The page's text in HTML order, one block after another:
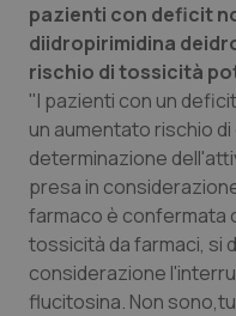
Sicilia
Toscana
Umbria
Valle D’Aosta
Veneto
Neuroscienze &
Obesità
Oftalmologia
Oncoematologia
pazienti con deficit
diidropirimidina
rischio di tossicità
"I pazienti con un
un aumentato rischio
determinazione
presa in
farmaco è confermata
tossicità da farmaci, si
considerazione
flucitosina. Non